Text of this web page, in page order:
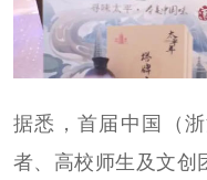
据悉，首届中国（
者、高校师生及文创